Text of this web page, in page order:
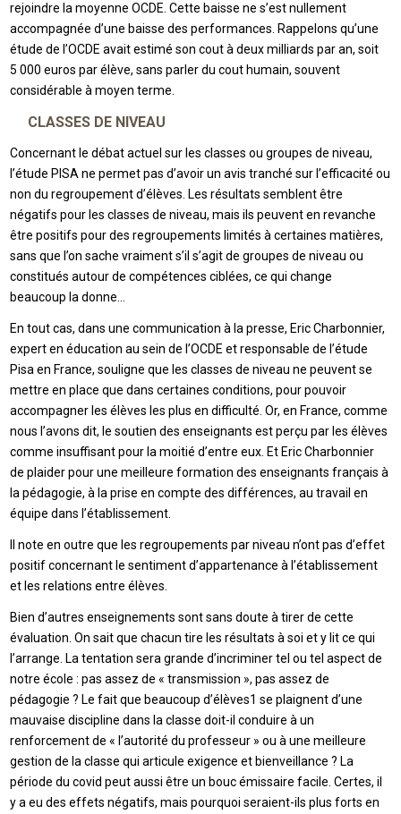
rejoindre la moyenne OCDE. Cette baisse ne s’est nullement
accompagnée d’une baisse des performances. Rappelons qu’une
étude de l’OCDE avait estimé son cout à deux milliards par an, soit
5 000 euros par élève, sans parler du cout humain, souvent
considérable à moyen terme.
CLASSES DE NIVEAU
Concernant le débat actuel sur les classes ou groupes de niveau,
l’étude PISA ne permet pas d’avoir un avis tranché sur l’efficacité ou
non du regroupement d’élèves. Les résultats semblent être
négatifs pour les classes de niveau, mais ils peuvent en revanche
être positifs pour des regroupements limités à certaines matières,
sans que l’on sache vraiment s’il s’agit de groupes de niveau ou
constitués autour de compétences ciblées, ce qui change
beaucoup la donne…
En tout cas, dans une communication à la presse, Eric Charbonnier,
expert en éducation au sein de l’OCDE et responsable de l’étude
Pisa en France, souligne que les classes de niveau ne peuvent se
mettre en place que dans certaines conditions, pour pouvoir
accompagner les élèves les plus en difficulté. Or, en France, comme
nous l’avons dit, le soutien des enseignants est perçu par les élèves
comme insuffisant pour la moitié d’entre eux. Et Eric Charbonnier
de plaider pour une meilleure formation des enseignants français à
la pédagogie, à la prise en compte des différences, au travail en
équipe dans l’établissement.
Il note en outre que les regroupements par niveau n’ont pas d’effet
positif concernant le sentiment d’appartenance à l’établissement
et les relations entre élèves.
Bien d’autres enseignements sont sans doute à tirer de cette
évaluation. On sait que chacun tire les résultats à soi et y lit ce qui
l’arrange. La tentation sera grande d’incriminer tel ou tel aspect de
notre école : pas assez de « transmission », pas assez de
pédagogie ? Le fait que beaucoup d’élèves1 se plaignent d’une
mauvaise discipline dans la classe doit-il conduire à un
renforcement de « l’autorité du professeur » ou à une meilleure
gestion de la classe qui articule exigence et bienveillance ? La
période du covid peut aussi être un bouc émissaire facile. Certes, il
y a eu des effets négatifs, mais pourquoi seraient-ils plus forts en